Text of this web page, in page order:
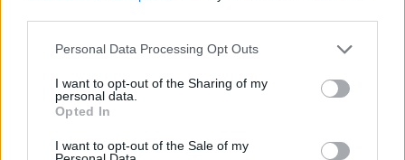
Personal Data Processing Opt Outs
I want to opt-out of the Sharing of my
personal data.
Opted In
I want to opt-out of the Sale of my
Apie tokius planus yra girdėjusi ir „Vakarinės
Palangos“ žurnalistė, kuriai vienas iš žinomų
Lietuvos verslininkų prieš kelerius metus šią